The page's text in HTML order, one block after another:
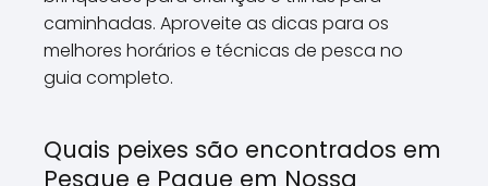
caminhadas. Aproveite as dicas para os
melhores horários e técnicas de pesca no
guia completo.
Quais peixes são encontrados em
Pesque e Pague em Nossa